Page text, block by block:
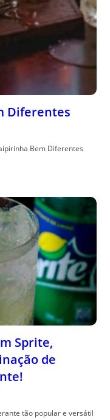
Diferentes
Bem Diferentes
Sprite,
de
tão popular e versátil